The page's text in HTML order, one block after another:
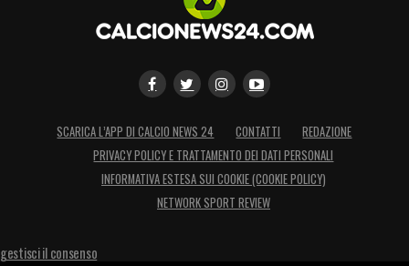
SCARICA L’APP DI CALCIO NEWS 24 CONTATTI
REDAZIONE
PRIVACY POLICY E TRATTAMENTO DEI DATI PERSONALI
INFORMATIVA ESTESA SUI COOKIE (COOKIE POLICY)
NETWORK SPORT REVIEW
gestisci il consenso